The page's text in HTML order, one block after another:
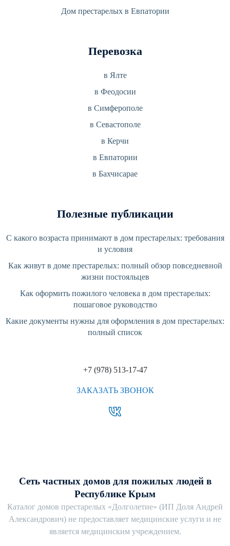
Дом престарелых в Евпатории
Перевозка
в Ялте
в Феодосии
в Симферополе
в Севастополе
в Керчи
в Евпатории
в Бахчисарае
Полезные публикации
С какого возраста принимают в дом престарелых: требования
и условия
Как живут в доме престарелых: полный обзор повседневной
жизни постояльцев
Как оформить пожилого человека в дом престарелых:
пошаговое руководство
Какие документы нужны для оформления в дом престарелых:
полный список
+7 (978) 513-17-47
ЗАКАЗАТЬ ЗВОНОК
Сеть частных домов для пожилых людей в
Республике Крым
Каталог домов престарелых «Долголетие» (ИП Доля Андрей
Александрович) не предоставляет медицинские услуги и не
является медицинским учреждением.